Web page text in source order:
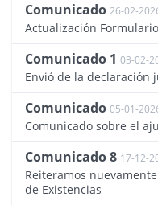
Comunicado 26-02-
Actualización
Comunicado 1 03-02-
Envió de la declaración
Comunicado 05-01-
Comunicado sobre el
Comunicado 8 17-12-
Reiteramos
de Existencias